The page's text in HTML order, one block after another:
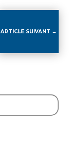
ARTICLE SUIVANT →